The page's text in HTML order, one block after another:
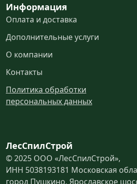
Информация
Оплата и доставка
Дополнительные услуги
О компании
Контакты
Политика обработки
персональных данных
ЛесСпилСтрой
© 2025 ООО «ЛесСпилСтрой»,
ИНН 5038193181 Московская
город Пушкино, Ярославское